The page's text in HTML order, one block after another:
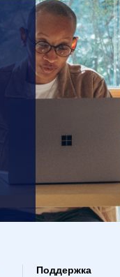
Поддержка